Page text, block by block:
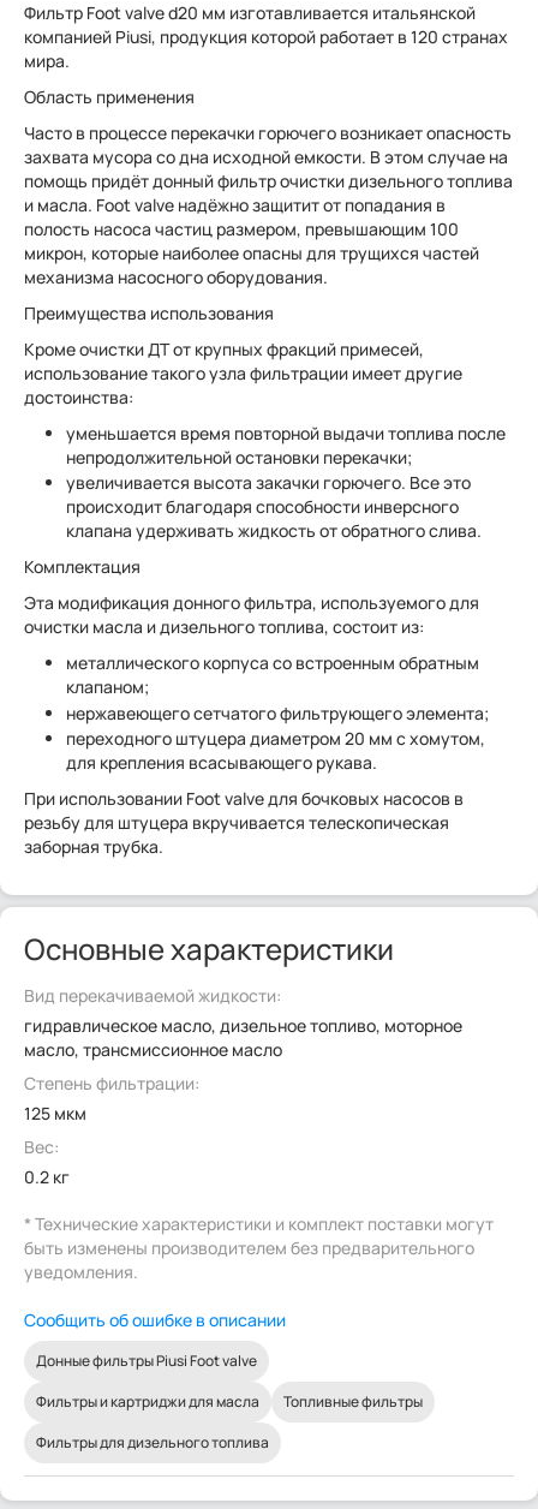
Фильтр Foot valve d20 мм изготавливается итальянской
компанией Piusi, продукция которой работает в 120 странах
мира.
Область применения
Часто в процессе перекачки горючего возникает опасность
захвата мусора со дна исходной емкости. В этом случае на
помощь придёт донный фильтр очистки дизельного топлива
и масла. Foot valve надёжно защитит от попадания в
полость насоса частиц размером, превышающим 100
микрон, которые наиболее опасны для трущихся частей
механизма насосного оборудования.
Преимущества использования
Кроме очистки ДТ от крупных фракций примесей,
использование такого узла фильтрации имеет другие
достоинства:
уменьшается время повторной выдачи топлива после
непродолжительной остановки перекачки;
увеличивается высота закачки горючего. Все это
происходит благодаря способности инверсного
клапана удерживать жидкость от обратного слива.​
Комплектация
Эта модификация донного фильтра, используемого для
очистки масла и дизельного топлива, состоит из:
металлического корпуса со встроенным обратным
клапаном;
нержавеющего сетчатого фильтрующего элемента;
переходного штуцера диаметром 20 мм с хомутом,
для крепления всасывающего рукава.
При использовании Foot valve для бочковых насосов в
резьбу для штуцера вкручивается телескопическая
заборная трубка.
Основные характеристики
Вид перекачиваемой жидкости:
гидравлическое масло, дизельное топливо, моторное
масло, трансмиссионное масло
Степень фильтрации:
125 мкм
Вес:
0.2 кг
* Технические характеристики и комплект поставки могут
быть изменены производителем без предварительного
уведомления.
Сообщить об ошибке в описании
Донные фильтры Piusi Foot valve
Фильтры и картриджи для масла
Топливные фильтры
Фильтры для дизельного топлива